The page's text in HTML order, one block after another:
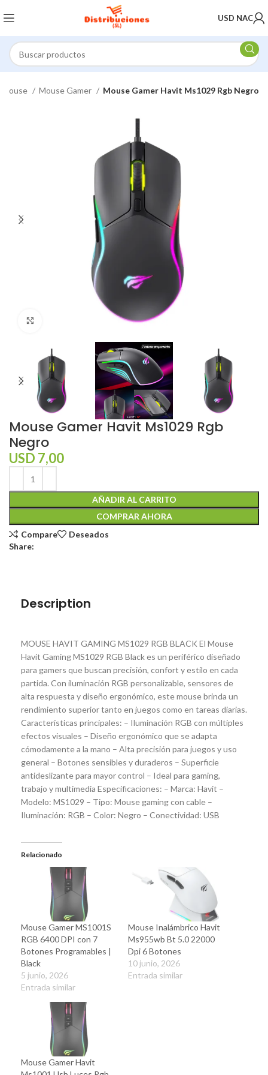
USD NAC
Mouse Mouse Gamer Mouse Gamer Havit Ms1029 Rgb Negro
Mouse Gamer Havit Ms1029 Rgb
Negro
USD 7,00
AÑADIR AL CARRITO
COMPRAR AHORA
Compare
Deseados
Share:
Description
MOUSE HAVIT GAMING MS1029 RGB BLACK El Mouse
Havit Gaming MS1029 RGB Black es un periférico diseñado
para gamers que buscan precisión, confort y estilo en cada
partida. Con iluminación RGB personalizable, sensores de
alta respuesta y diseño ergonómico, este mouse brinda un
rendimiento superior tanto en juegos como en tareas diarias.
Características principales: – Iluminación RGB con múltiples
efectos visuales – Diseño ergonómico que se adapta
cómodamente a la mano – Alta precisión para juegos y uso
general – Botones sensibles y duraderos – Superficie
antideslizante para mayor control – Ideal para gaming,
trabajo y multimedia Especificaciones: – Marca: Havit –
Modelo: MS1029 – Tipo: Mouse gaming con cable –
Iluminación: RGB – Color: Negro – Conectividad: USB
Relacionado
Mouse Gamer MS1001S
RGB 6400 DPI con 7
Botones Programables |
Black
5 junio, 2026
Entrada similar
Mouse Inalámbrico Havit
Ms955wb Bt 5.0 22000
Dpi 6 Botones
10 junio, 2026
Entrada similar
Mouse Gamer Havit